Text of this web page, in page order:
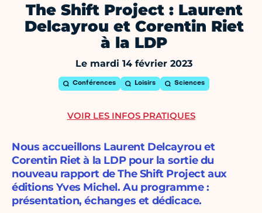
The Shift Project : Laurent
Delcayrou et Corentin Riet
à la LDP
Le mardi 14 février 2023
Conférences Loisirs Sciences
Nous accueillons Laurent Delcayrou et
Corentin Riet à la LDP pour la sortie du
nouveau rapport de The Shift Project aux
éditions Yves Michel. Au programme :
présentation, échanges et dédicace.
VOIR LES INFOS PRATIQUES